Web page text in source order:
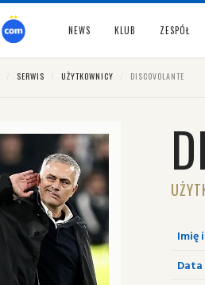
NEWS KLUB ZESPÓŁ
SERWIS UŻYTKOWNICY DISCOVOLANTE
Imię